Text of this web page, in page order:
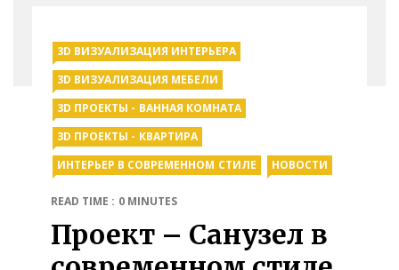
3D ВИЗУАЛИЗАЦИЯ ИНТЕРЬЕРА
3D ВИЗУАЛИЗАЦИЯ МЕБЕЛИ
3D ПРОЕКТЫ - ВАННАЯ КОМНАТА
3D ПРОЕКТЫ - КВАРТИРА
ИНТЕРЬЕР В СОВРЕМЕННОМ СТИЛЕ
НОВОСТИ
READ TIME : 0 MINUTES
Проект – Санузел в